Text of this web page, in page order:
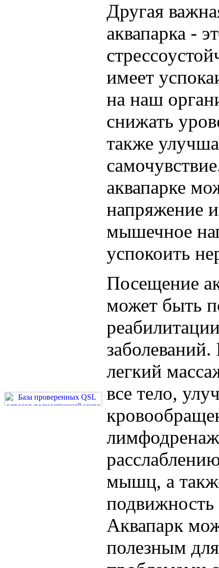
Другая
аквапарка -
имеет
на наш
снижать
также
аквапарке
напряжение
мышечное
успокоить
Посещение
может быть
легкий
все тело,
мышц, а
подвижность
Аквапарк
полезным